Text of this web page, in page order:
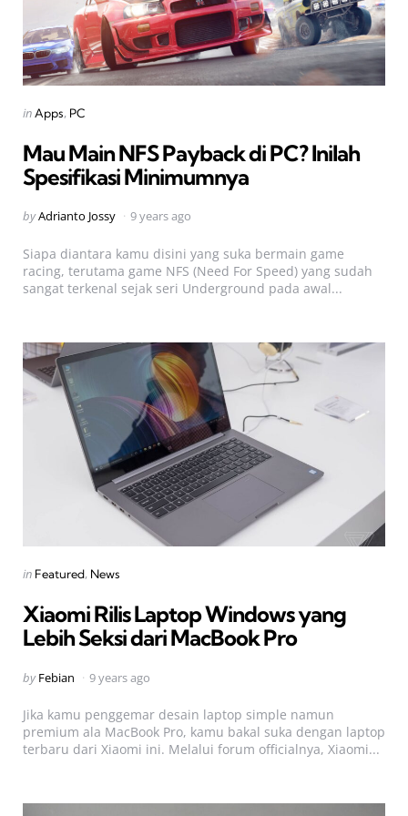
Categories
Posted
inApps PC
Mau Main NFS Payback di PC? Inilah
Spesifikasi Minimumnya
Posted
byAdrianto Jossy 9 years ago
Siapa diantara kamu disini yang suka bermain game
racing, terutama game NFS (Need For Speed) yang sudah
sangat terkenal sejak seri Underground pada awal...
Categories
Posted
in Featured News
Xiaomi Rilis Laptop Windows yang
Lebih Seksi dari MacBook Pro
Posted
by Febian 9 years ago
Jika kamu penggemar desain laptop simple namun
premium ala MacBook Pro, kamu bakal suka dengan laptop
terbaru dari Xiaomi ini. Melalui forum officialnya, Xiaomi...